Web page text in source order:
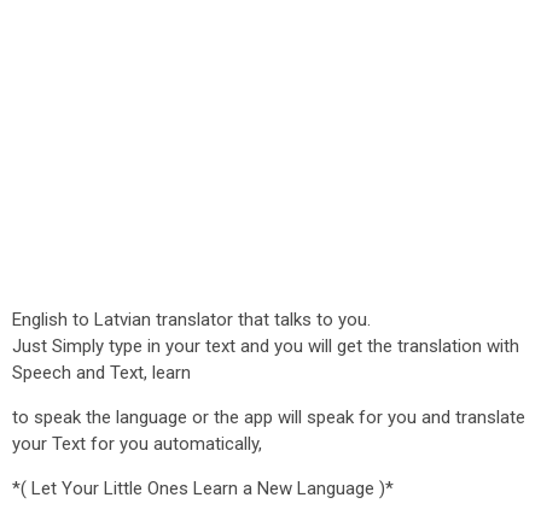
English to Latvian translator that talks to you.
Just Simply type in your text and you will get the translation with
Speech and Text, learn
to speak the language or the app will speak for you and translate
your Text for you automatically,
*( Let Your Little Ones Learn a New Language )*